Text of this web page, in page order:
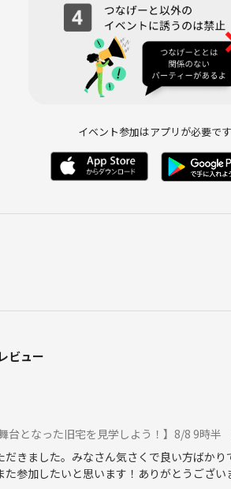
イベント参加はアプリが必要です
ビュー
台となった旧宅を見学しよう！】8/8 9時半
だきました。みなさん気さくで良い方ばか
参加したいと思います！ありがとうござい